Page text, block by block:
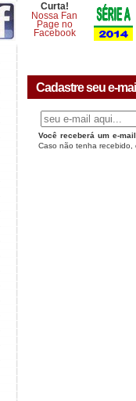
Curta!
Nossa Fan
Page no
Facebook
Cadastre seu e-
Você receberá um e-
Caso não tenha recebido,